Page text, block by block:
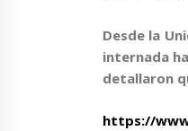
Desde la
internada
detallaron
https://